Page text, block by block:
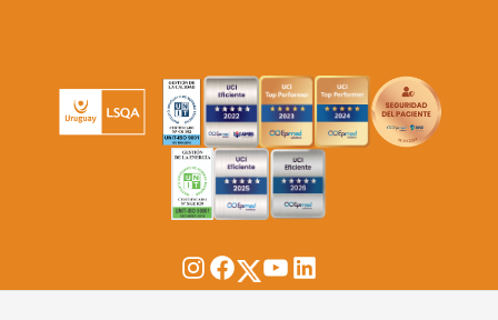
Instagram
Facebook
Twitter
YouTubeLinkedIn